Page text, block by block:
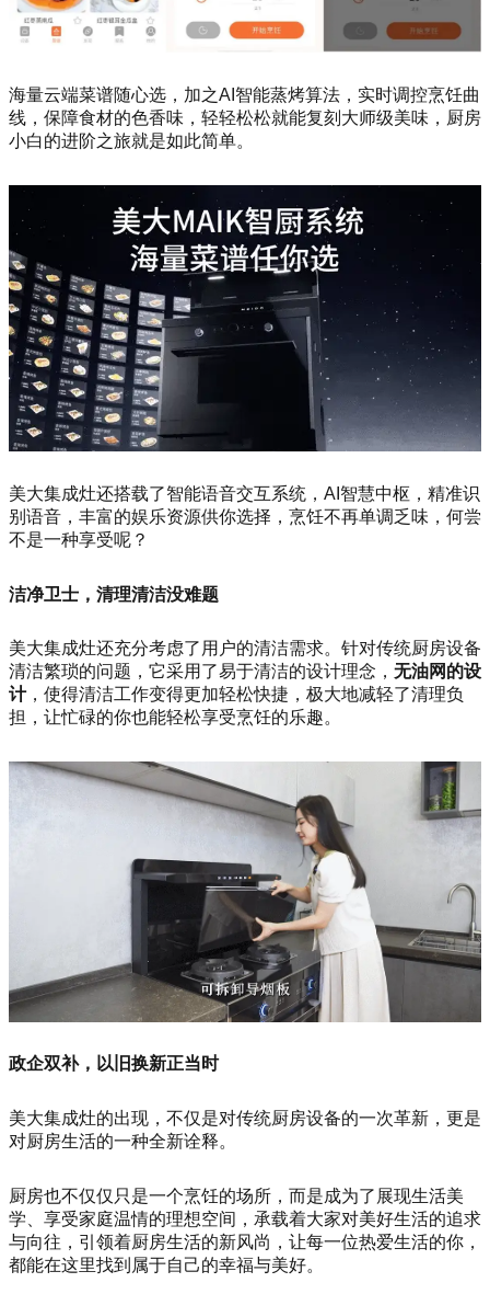
海量云端菜谱随心选，加之AI智能蒸烤算法，实时调控烹饪曲
线，保障食材的色香味，轻轻松松就能复刻大师级美味，厨房
小白的进阶之旅就是如此简单。
美大集成灶还搭载了智能语音交互系统，AI智慧中枢，精准识
别语音，丰富的娱乐资源供你选择，烹饪不再单调乏味，何尝
不是一种享受呢？
洁净卫士，清理清洁没难题
美大集成灶还充分考虑了用户的清洁需求。针对传统厨房设备
清洁繁琐的问题，它采用了易于清洁的设计理念， 无油网的设
计，使得清洁工作变得更加轻松快捷，极大地减轻了清理负
担，让忙碌的你也能轻松享受烹饪的乐趣。
政企双补，以旧换新正当时
美大集成灶的出现，不仅是对传统厨房设备的一次革新，更是
对厨房生活的一种全新诠释。
厨房也不仅仅只是一个烹饪的场所，而是成为了展现生活美
学、享受家庭温情的理想空间，承载着大家对美好生活的追求
与向往，引领着厨房生活的新风尚，让每一位热爱生活的你，
都能在这里找到属于自己的幸福与美好。